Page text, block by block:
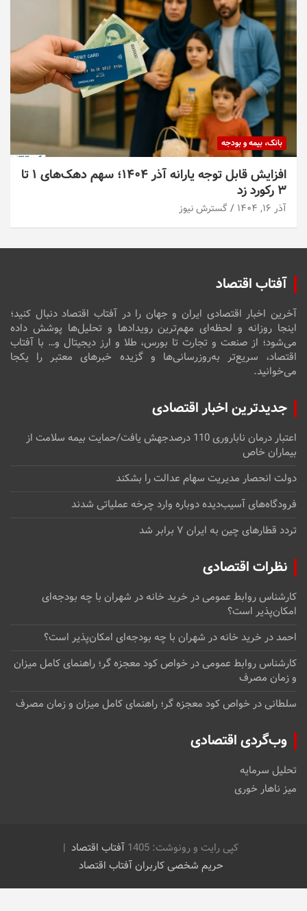
بانک، بیمه و بودجه
افزایش قابل توجه یارانه آذر ۱۴۰۴؛ سهم دهک‌های ۱ تا
۳ رکورد زد
آذر ۱۶, ۱۴۰۴ گسترش نیوز
آفتاب اقتصاد
آخرین اخبار اقتصادی ایران و جهان را در آفتاب اقتصاد دنبال کنید؛
اینجا روزانه و لحظه‌ای مهم‌ترین رویدادها و تحلیل‌ها پوشش داده
می‌شود؛ از صنعت و تجارت تا بورس، طلا و ارز دیجیتال و… با آفتاب
اقتصاد، سریع‌تر به‌روزرسانی‌ها و گزیده خبرهای معتبر را یکجا
می‌خوانید.
جدیدترین اخبار اقتصادی
اعتبار درمان ناباروری 110 درصدجهش یافت/حمایت بیمه سلامت از
بیماران خاص
دولت انحصار مدیریت سهام عدالت را بشکند
فرودگاه‌های آسیب‌دیده دوباره وارد چرخه عملیاتی شدند
تردد قطارهای چین به ایران ۷ برابر شد
نظرات اقتصادی
کارشناس روابط عمومیدرخرید خانه در شهران با چه بودجه‌ای
امکان‌پذیر است؟
احمددرخرید خانه در شهران با چه بودجه‌ای امکان‌پذیر است؟
کارشناس روابط عمومیدرخواص کود معجزه گر؛ راهنمای کامل میزان
و زمان مصرف
سلطانیدرخواص کود معجزه گر؛ راهنمای کامل میزان و زمان مصرف
وب‌گردی اقتصادی
تحلیل سرمایه
میز ناهار خوری
کپی رایت و رونوشت: 1405
آفتاب اقتصاد
حریم شخصی کاربران آفتاب اقتصاد